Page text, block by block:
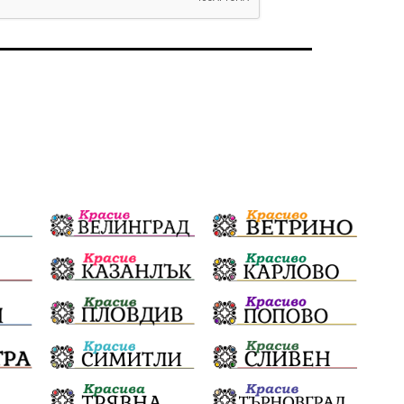
производство Добро дело
Апостол Апостолов
фолклор пострадал
насилие Пътна безопасност